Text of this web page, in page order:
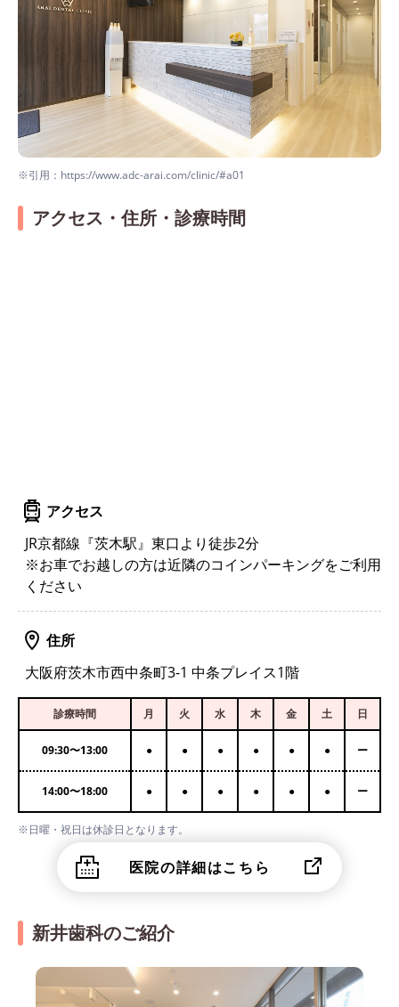
※引用：https://www.adc-arai.com/clinic/#a01
アクセス・住所・診療時間
アクセス
JR京都線『茨木駅』東口より徒歩2分
※お車でお越しの方は近隣のコインパーキングをご利用
ください
住所
大阪府茨木市西中条町3-1 中条プレイス1階
診療時間 月 火 水 木 金 土 日
09:30〜13:00 ● ● ● ● ● ● ー
14:00〜18:00 ● ● ● ● ● ● ー
※日曜・祝日は休診日となります。
医院の詳細はこちら
新井歯科のご紹介